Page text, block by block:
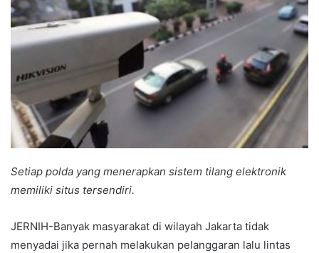
Setiap polda yang menerapkan sistem tilang elektronik
memiliki situs tersendiri.
JERNIH-Banyak masyarakat di wilayah Jakarta tidak
menyadai jika pernah melakukan pelanggaran lalu lintas